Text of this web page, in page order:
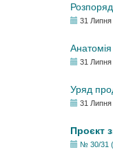
31 Липня
31 Липня
Уряд
31 Липня
Проєкт
№ 30/31